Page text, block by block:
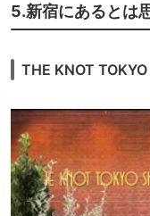
5.新宿にあるとは
THE KNOT